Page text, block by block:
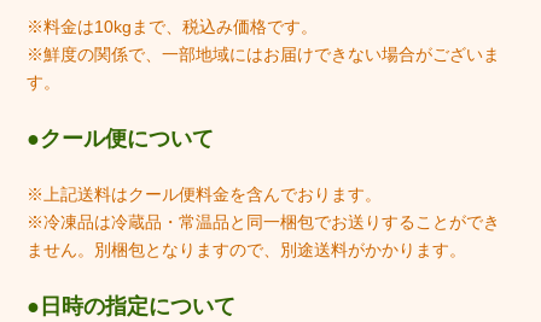
※料金は10kgまで、税込み価格です。
※鮮度の関係で、一部地域にはお届けできない場合がございま
す。
クール便について
※上記送料はクール便料金を含んでおります。
※冷凍品は冷蔵品・常温品と同一梱包でお送りすることができ
ません。別梱包となりますので、別途送料がかかります。
日時の指定について